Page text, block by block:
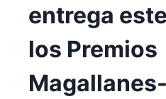
entrega
los Premios